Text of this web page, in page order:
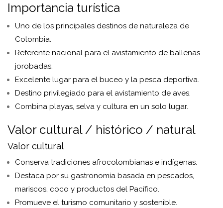
Importancia turística
Uno de los principales destinos de naturaleza de
Colombia.
Referente nacional para el avistamiento de ballenas
jorobadas.
Excelente lugar para el buceo y la pesca deportiva.
Destino privilegiado para el avistamiento de aves.
Combina playas, selva y cultura en un solo lugar.
Valor cultural / histórico / natural
Valor cultural
Conserva tradiciones afrocolombianas e indígenas.
Destaca por su gastronomía basada en pescados,
mariscos, coco y productos del Pacífico.
Promueve el turismo comunitario y sostenible.